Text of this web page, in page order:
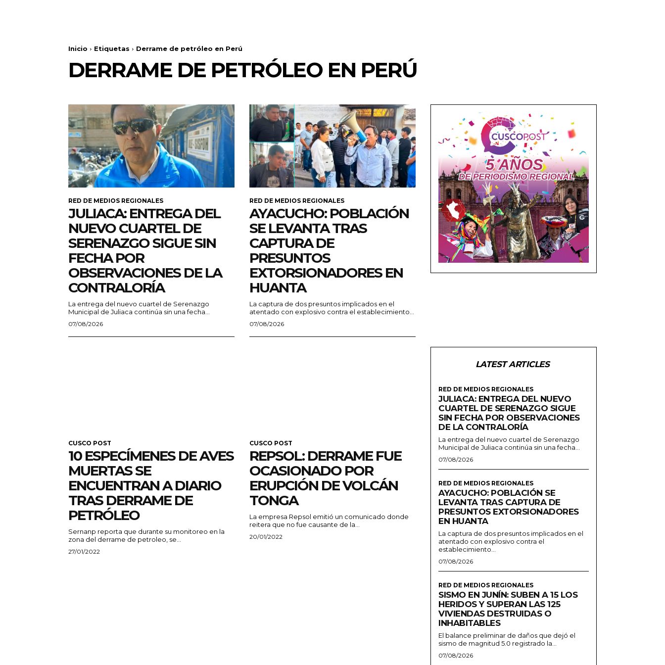
Inicio Etiquetas Derrame de petróleo en Perú
DERRAME DE PETRÓLEO EN PERÚ
RED DE MEDIOS REGIONALES
JULIACA: ENTREGA DEL
NUEVO CUARTEL DE
SERENAZGO SIGUE SIN
FECHA POR
OBSERVACIONES DE LA
CONTRALORÍA
La entrega del nuevo cuartel de Serenazgo
Municipal de Juliaca continúa sin una fecha...
07/08/2026
RED DE MEDIOS REGIONALES
AYACUCHO: POBLACIÓN
SE LEVANTA TRAS
CAPTURA DE
PRESUNTOS
EXTORSIONADORES EN
HUANTA
La captura de dos presuntos implicados en el
atentado con explosivo contra el establecimiento...
07/08/2026
CUSCO POST
10 ESPECÍMENES DE AVES
MUERTAS SE
ENCUENTRAN A DIARIO
TRAS DERRAME DE
PETRÓLEO
Sernanp reporta que durante su monitoreo en la
zona del derrame de petroleo, se...
27/01/2022
CUSCO POST
REPSOL: DERRAME FUE
OCASIONADO POR
ERUPCIÓN DE VOLCÁN
TONGA
La empresa Repsol emitió un comunicado donde
reitera que no fue causante de la...
20/01/2022
LATEST ARTICLES
RED DE MEDIOS REGIONALES
JULIACA: ENTREGA DEL NUEVO
CUARTEL DE SERENAZGO SIGUE
SIN FECHA POR OBSERVACIONES
DE LA CONTRALORÍA
La entrega del nuevo cuartel de Serenazgo
Municipal de Juliaca continúa sin una fecha...
07/08/2026
RED DE MEDIOS REGIONALES
AYACUCHO: POBLACIÓN SE
LEVANTA TRAS CAPTURA DE
PRESUNTOS EXTORSIONADORES
EN HUANTA
La captura de dos presuntos implicados en el
atentado con explosivo contra el
establecimiento...
07/08/2026
RED DE MEDIOS REGIONALES
SISMO EN JUNÍN: SUBEN A 15 LOS
HERIDOS Y SUPERAN LAS 125
VIVIENDAS DESTRUIDAS O
INHABITABLES
El balance preliminar de daños que dejó el
sismo de magnitud 5.0 registrado la...
07/08/2026